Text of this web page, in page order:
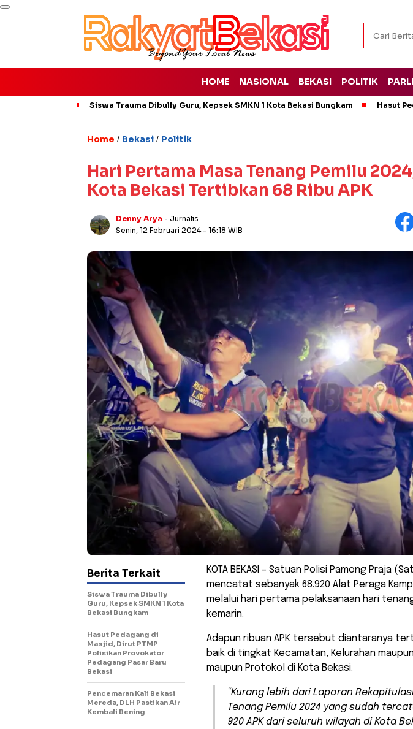
HOME NASIONAL BEKASI POLITIK
Siswa Trauma Dibully Guru, Kepsek SMKN 1 Kota Bekasi Bungkam Hasut
Home / Bekasi / Politik
Hari Pertama Masa Tenang Pemilu
Kota Bekasi Tertibkan 68 Ribu APK
Denny Arya - Jurnalis
Senin, 12 Februari 2024 - 16:18 WIB
KOTA BEKASI – Satuan Polisi Pamong Praja
mencatat sebanyak 68.920 Alat Peraga
melalui hari pertama pelaksanaan hari
kemarin.
Adapun ribuan APK tersebut diantaranya
baik di tingkat Kecamatan, Kelurahan
maupun Protokol di Kota Bekasi.
“Kurang lebih dari Laporan
Tenang Pemilu 2024 yang sudah
920 APK dari seluruh wilayah di Kota
Berita Terkait
Siswa Trauma Dibully
Guru, Kepsek SMKN 1 Kota
Bekasi Bungkam
Hasut Pedagang di
Masjid, Dirut PTMP
Polisikan Provokator
Pedagang Pasar Baru
Bekasi
Pencemaran Kali Bekasi
Mereda, DLH Pastikan Air
Kembali Bening